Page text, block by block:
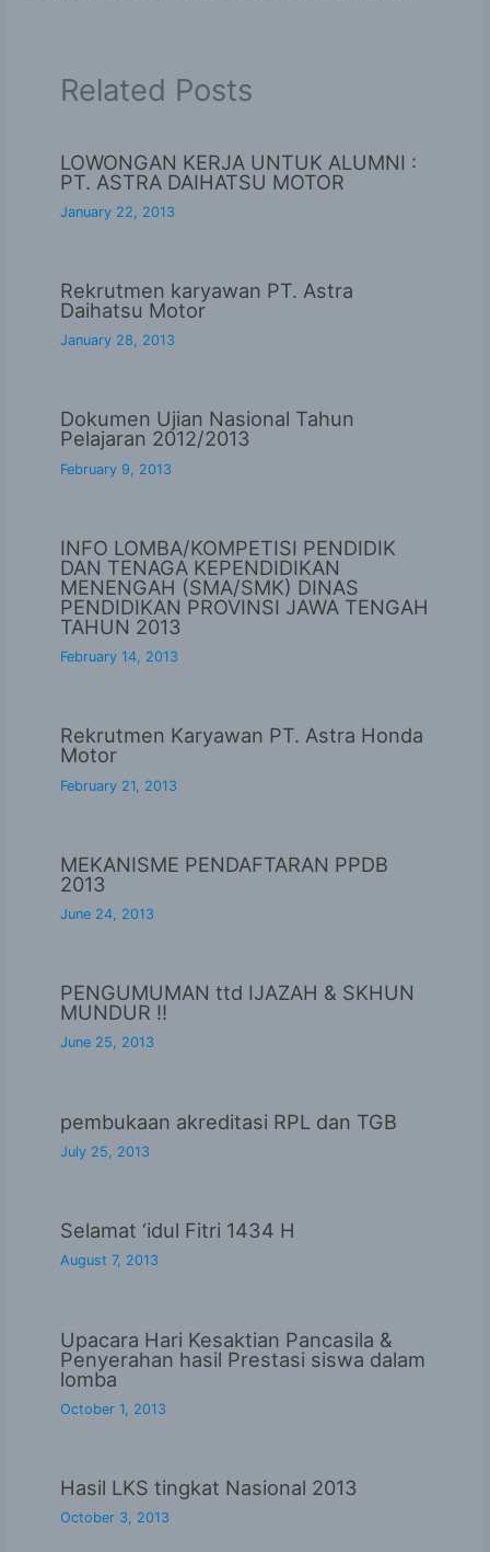
Related Posts
LOWONGAN KERJA UNTUK ALUMNI :
PT. ASTRA DAIHATSU MOTOR
January 22, 2013
Rekrutmen karyawan PT. Astra
Daihatsu Motor
January 28, 2013
Dokumen Ujian Nasional Tahun
Pelajaran 2012/2013
February 9, 2013
INFO LOMBA/KOMPETISI PENDIDIK
DAN TENAGA KEPENDIDIKAN
MENENGAH (SMA/SMK) DINAS
PENDIDIKAN PROVINSI JAWA TENGAH
TAHUN 2013
February 14, 2013
Rekrutmen Karyawan PT. Astra Honda
Motor
February 21, 2013
MEKANISME PENDAFTARAN PPDB
2013
June 24, 2013
PENGUMUMAN ttd IJAZAH & SKHUN
MUNDUR !!
June 25, 2013
pembukaan akreditasi RPL dan TGB
July 25, 2013
Selamat ‘idul Fitri 1434 H
August 7, 2013
Upacara Hari Kesaktian Pancasila &
Penyerahan hasil Prestasi siswa dalam
lomba
October 1, 2013
Hasil LKS tingkat Nasional 2013
October 3, 2013